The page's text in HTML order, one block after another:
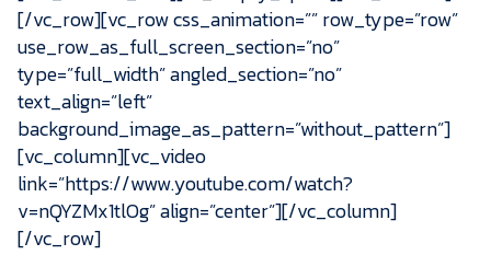
[/vc_row][vc_row css_animation=”” row_type=”row”
use_row_as_full_screen_section=”no”
type=”full_width” angled_section=”no”
text_align=”left”
background_image_as_pattern=”without_pattern”]
[vc_column][vc_video
link=”https://www.youtube.com/watch?
v=nQYZMx1tlOg” align=”center”][/vc_column]
[/vc_row]